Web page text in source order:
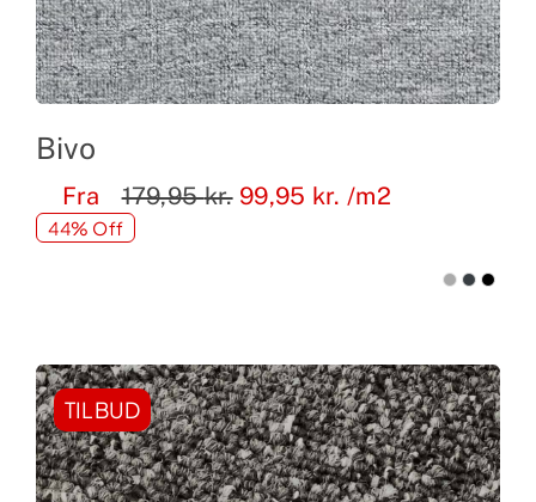
Bivo
Fra 179,95kr. 99,95 kr. /m2
44% Off
TILBUD